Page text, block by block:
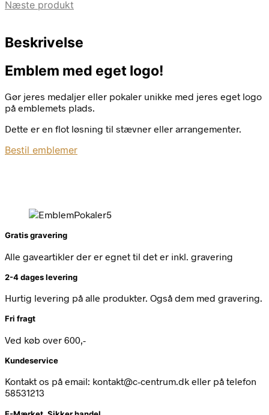
Næste produkt
Beskrivelse
Emblem med eget logo!
Gør jeres medaljer eller pokaler unikke med jeres eget logo
på emblemets plads.
Dette er en flot løsning til stævner eller arrangementer.
Bestil emblemer
Gratis gravering
Alle gaveartikler der er egnet til det er inkl. gravering
2-4 dages levering
Hurtig levering på alle produkter. Også dem med gravering.
Fri fragt
Ved køb over 600,-
Kundeservice
Kontakt os på email: kontakt@c-centrum.dk eller på telefon
58531213